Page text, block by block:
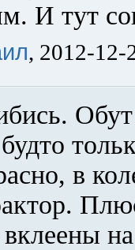
И тут
, 2012-12-
Обут
в
на